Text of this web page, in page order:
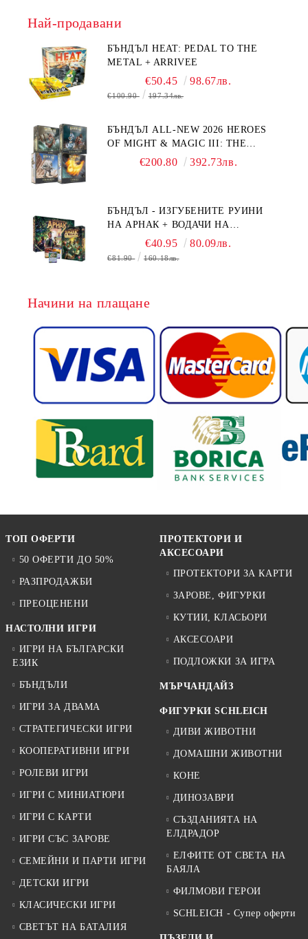
Най-продавани
БЪНДЪЛ HEAT: PEDAL TO THE
METAL + ARRIVEE
€50.45 98.67лв.
€100.90 197.34лв.
БЪНДЪЛ ALL-NEW 2026 HEROES
OF MIGHT & MAGIC III: THE
BOARD GAME EXPANSIONS -
€200.80 392.73лв.
БЪНДЪЛ - ИЗГУБЕНИТЕ РУИНИ
НА АРНАК + ВОДАЧИ НА
ЕКСПЕДИЦИИ + ПРОМО КАРТИ
БЕЗПЛАТНО
€40.95 80.09лв.
€81.90 160.18лв.
Начини на плащане
ТОП ОФЕРТИ
50 ОФЕРТИ ДО 50%
РАЗПРОДАЖБИ
ПРЕОЦЕНЕНИ
НАСТОЛНИ ИГРИ
ИГРИ НА БЪЛГАРСКИ
ЕЗИК
БЪНДЪЛИ
ИГРИ ЗА ДВАМА
СТРАТЕГИЧЕСКИ ИГРИ
КООПЕРАТИВНИ ИГРИ
РОЛЕВИ ИГРИ
ИГРИ С МИНИАТЮРИ
ИГРИ С КАРТИ
ИГРИ СЪС ЗАРОВЕ
СЕМЕЙНИ И ПАРТИ ИГРИ
ДЕТСКИ ИГРИ
КЛАСИЧЕСКИ ИГРИ
СВЕТЪТ НА БАТАЛИЯ
ПРОТЕКТОРИ И
АКСЕСОАРИ
ПРОТЕКТОРИ ЗА КАРТИ
ЗАРОВЕ, ФИГУРКИ
КУТИИ, КЛАСЬОРИ
АКСЕСОАРИ
ПОДЛОЖКИ ЗА ИГРА
МЪРЧАНДАЙЗ
ФИГУРКИ SCHLEICH
ДИВИ ЖИВОТНИ
ДОМАШНИ ЖИВОТНИ
КОНЕ
ДИНОЗАВРИ
СЪЗДАНИЯТА НА
ЕЛДРАДОР
ЕЛФИТЕ ОТ СВЕТА НА
БАЯЛА
ФИЛМОВИ ГЕРОИ
SCHLEICH - Супер оферти